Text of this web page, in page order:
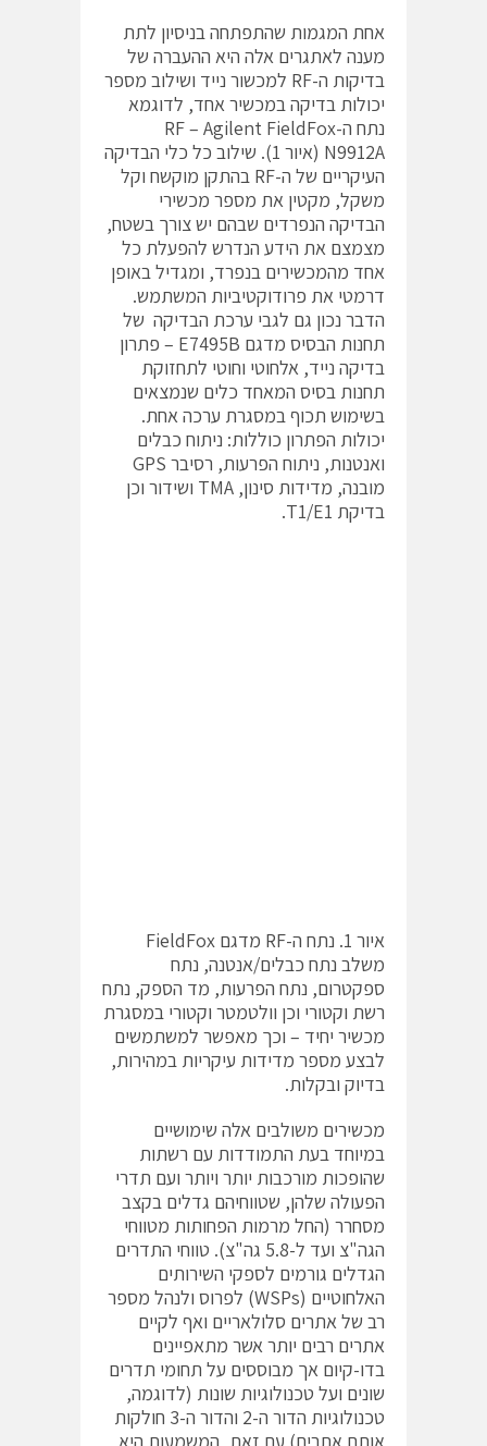
אחת המגמות שהתפתחה בניסיון לתת
מענה לאתגרים אלה היא ההעברה של
בדיקות ה-RF למכשור נייד ושילוב מספר
יכולות בדיקה במכשיר אחד, לדוגמא
נתח ה-RF – Agilent FieldFox
N9912A (איור 1). שילוב כל כלי הבדיקה
העיקריים של ה-RF בהתקן מוקשח וקל
משקל, מקטין את מספר מכשירי
הבדיקה הנפרדים שבהם יש צורך בשטח,
מצמצם את הידע הנדרש להפעלת כל
אחד מהמכשירים בנפרד, ומגדיל באופן
דרמטי את פרודוקטיביות המשתמש.
הדבר נכון גם לגבי ערכת הבדיקה של
תחנות הבסיס מדגם E7495B – פתרון
בדיקה נייד, אלחוטי וחוטי לתחזוקת
תחנות בסיס המאחד כלים שנמצאים
בשימוש תכוף במסגרת ערכה אחת.
יכולות הפתרון כוללות: ניתוח כבלים
ואנטנות, ניתוח הפרעות, רסיבר GPS
מובנה, מדידות סינון, TMA ושידור וכן
בדיקת T1/E1.
איור 1. נתח ה-RF מדגם FieldFox
משלב נתח כבלים/אנטנה, נתח
ספקטרום, נתח הפרעות, מד הספק, נתח
רשת וקטורי וכן וולטמטר וקטורי במסגרת
מכשיר יחיד – וכך מאפשר למשתמשים
לבצע מספר מדידות עיקריות במהירות,
בדיוק ובקלות.
מכשירים משולבים אלה שימושיים
במיוחד בעת התמודדות עם רשתות
שהופכות מורכבות יותר ויותר ועם תדרי
הפעולה שלהן, שטווחיהם גדלים בקצב
מסחרר (החל מרמות הפחותות מטווחי
הגה"צ ועד ל-5.8 גה"צ). טווחי התדרים
הגדלים גורמים לספקי השירותים
האלחוטיים (WSPs) לפרוס ולנהל מספר
רב של אתרים סלולאריים ואף לקיים
אתרים רבים יותר אשר מתאפיינים
בדו-קיום אך מבוססים על תחומי תדרים
שונים ועל טכנולוגיות שונות (לדוגמה,
טכנולוגיות הדור ה-2 והדור ה-3 חולקות
אותם אתרים) עם זאת, המשמעות היא